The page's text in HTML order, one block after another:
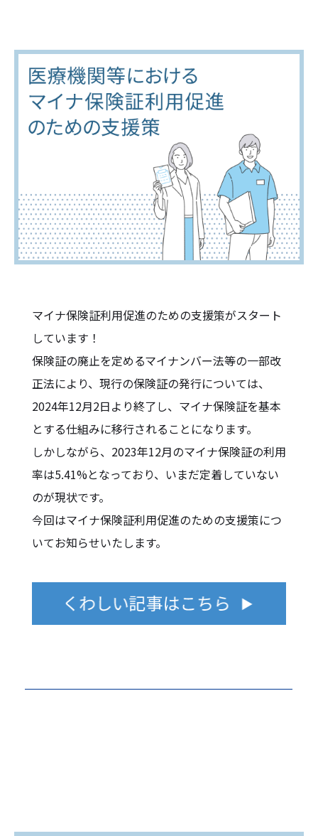
マイナ保険証利用促進のための支援策がスタート
しています！
保険証の廃止を定めるマイナンバー法等の一部改
正法により、現行の保険証の発行については、
2024年12月2日より終了し、マイナ保険証を基本
とする仕組みに移行されることになります。
しかしながら、2023年12月のマイナ保険証の利用
率は5.41%となっており、いまだ定着していない
のが現状です。
今回はマイナ保険証利用促進のための支援策につ
いてお知らせいたします。